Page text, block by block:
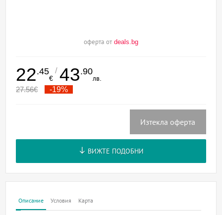
оферта от deals.bg
22.45
€
/ 43.90
лв.
27.56€ -19%
Изтекла оферта
ВИЖТЕ ПОДОБНИ
Описание Условия Карта